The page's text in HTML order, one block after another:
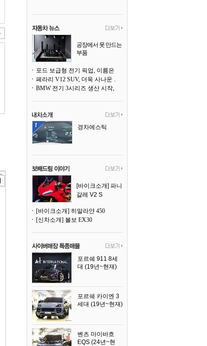
공장에서 못 만드는
부품
어낸다
페라리 V12 SUV, 더욱 사나운 얼굴로 돌아온다
경차에스틱
[바이크소개] 파니
갈레 V2 S
[바이크소개] 히말라얀 450
[신차소개] 볼보 EX30
포르쉐 911 8세
대 (19년~현재)
포르쉐 카이엔 3
세대 (19년~현재)
벤츠 마이바흐
EQS (24년~현